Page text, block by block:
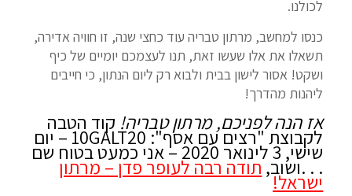
לכולנו.
כנסו למחשב, מרתון טבריה עוד כחצי שנה, זו חוויה אדירה,
תשאלו את אלו שעשו זאת, תנו לעצמכם יומיים של כיף
ושקט! אסור לישון בבית ולבוא רק ליום הנתון, כי חייבים
ליהנות מהדרך!
אז הנה לפניכם, מרתון טבריה! קוד הטבה
לקבוצת "רצים עם אסף": 10GALT20 – יום
שישי, 3 לינואר 2020 – אני כמעט בטוח שם
. . .ושוב,תודה רבה לעופר פדן – מרתון
ישראל!